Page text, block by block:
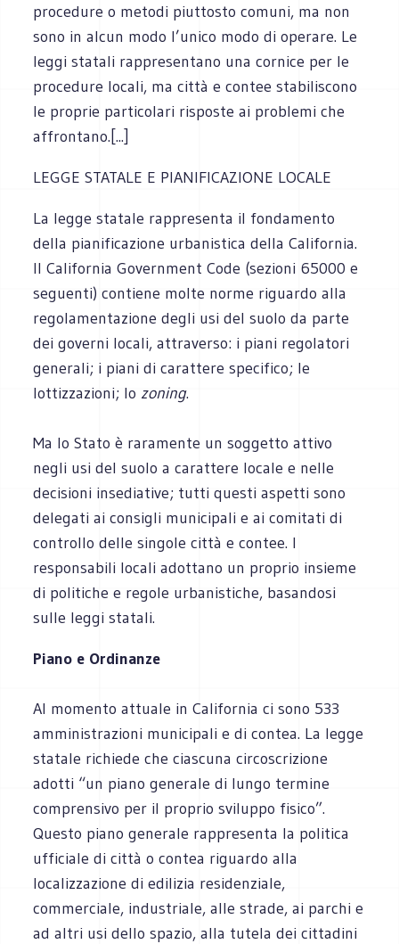
procedure o metodi piuttosto comuni, ma non
sono in alcun modo l’unico modo di operare. Le
leggi statali rappresentano una cornice per le
procedure locali, ma città e contee stabiliscono
le proprie particolari risposte ai problemi che
affrontano.[...]
LEGGE STATALE E PIANIFICAZIONE LOCALE
La legge statale rappresenta il fondamento
della pianificazione urbanistica della California.
Il California Government Code (sezioni 65000 e
seguenti) contiene molte norme riguardo alla
regolamentazione degli usi del suolo da parte
dei governi locali, attraverso: i piani regolatori
generali; i piani di carattere specifico; le
lottizzazioni; lo zoning.
Ma lo Stato è raramente un soggetto attivo
negli usi del suolo a carattere locale e nelle
decisioni insediative; tutti questi aspetti sono
delegati ai consigli municipali e ai comitati di
controllo delle singole città e contee. I
responsabili locali adottano un proprio insieme
di politiche e regole urbanistiche, basandosi
sulle leggi statali.
Piano e Ordinanze
Al momento attuale in California ci sono 533
amministrazioni municipali e di contea. La legge
statale richiede che ciascuna circoscrizione
adotti “un piano generale di lungo termine
comprensivo per il proprio sviluppo fisico”.
Questo piano generale rappresenta la politica
ufficiale di città o contea riguardo alla
localizzazione di edilizia residenziale,
commerciale, industriale, alle strade, ai parchi e
ad altri usi dello spazio, alla tutela dei cittadini